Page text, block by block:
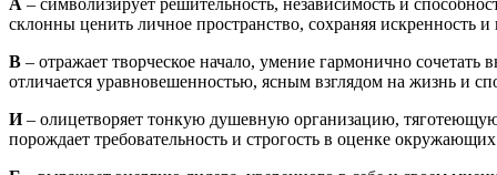
А – символизирует решительность, независимость и
склонны ценить личное пространство, сохраняя искренность
В – отражает творческое начало, умение гармонично
отличается уравновешенностью, ясным взглядом на жизнь и
И– олицетворяет тонкую душевную организацию,
порождает требовательность и строгость в оценке